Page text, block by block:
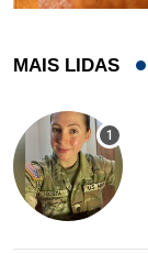
MAIS LIDAS